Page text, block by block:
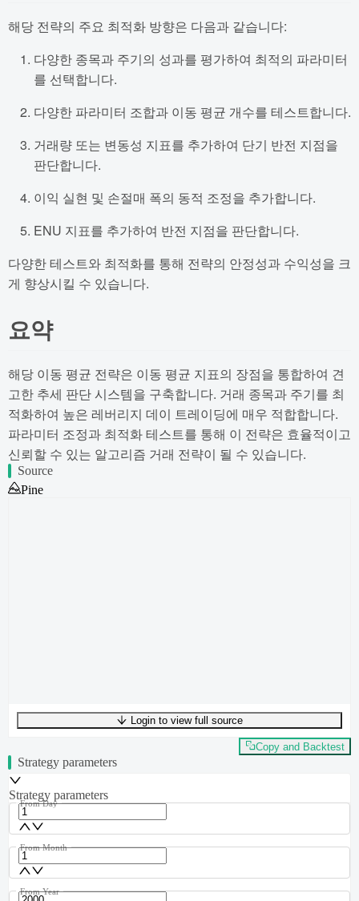
해당 전략의 주요 최적화 방향은 다음과 같습니다:
다양한 종목과 주기의 성과를 평가하여 최적의 파라미터
를 선택합니다.
다양한 파라미터 조합과 이동 평균 개수를 테스트합니다.
거래량 또는 변동성 지표를 추가하여 단기 반전 지점을
판단합니다.
이익 실현 및 손절매 폭의 동적 조정을 추가합니다.
ENU 지표를 추가하여 반전 지점을 판단합니다.
다양한 테스트와 최적화를 통해 전략의 안정성과 수익성을 크
게 향상시킬 수 있습니다.
요약
해당 이동 평균 전략은 이동 평균 지표의 장점을 통합하여 견
고한 추세 판단 시스템을 구축합니다. 거래 종목과 주기를 최
적화하여 높은 레버리지 데이 트레이딩에 매우 적합합니다.
파라미터 조정과 최적화 테스트를 통해 이 전략은 효율적이고
신뢰할 수 있는 알고리즘 거래 전략이 될 수 있습니다.
Source
Pine
UTF-8294 bytes49 words0 linesLn 1,Col 0
Login to view full source
Copy and Backtest
Strategy parameters
Strategy parameters
From Day
From Month
From Year